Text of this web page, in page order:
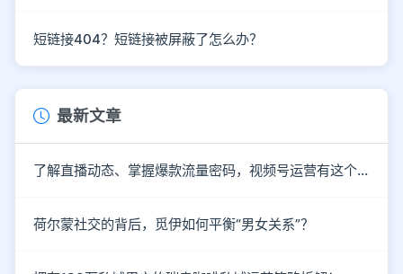
短链接404？短链接被屏蔽了怎么办？
最新文章
了解直播动态、掌握爆款流量密码，视频号运营有这个就够了！
荷尔蒙社交的背后，觅伊如何平衡“男女关系”？